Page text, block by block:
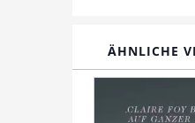
ÄHNLICHE